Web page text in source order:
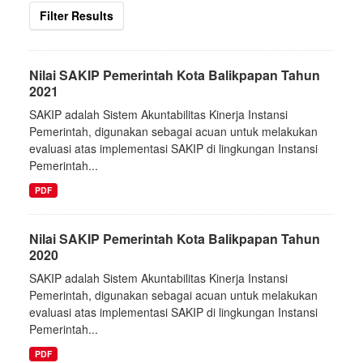
Filter Results
Nilai SAKIP Pemerintah Kota Balikpapan Tahun
2021
SAKIP adalah Sistem Akuntabilitas Kinerja Instansi
Pemerintah, digunakan sebagai acuan untuk melakukan
evaluasi atas implementasi SAKIP di lingkungan Instansi
Pemerintah...
PDF
Nilai SAKIP Pemerintah Kota Balikpapan Tahun
2020
SAKIP adalah Sistem Akuntabilitas Kinerja Instansi
Pemerintah, digunakan sebagai acuan untuk melakukan
evaluasi atas implementasi SAKIP di lingkungan Instansi
Pemerintah...
PDF